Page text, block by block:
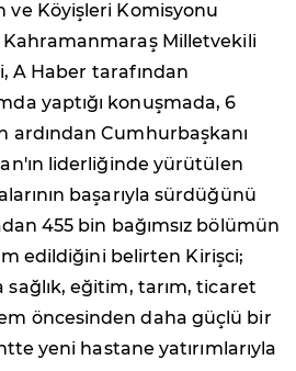
ve Köyişleri Komisyonu
Kahramanmaraş Milletvekili
A Haber tarafından
yaptığı konuşmada, 6
Cumhurbaşkanı
liderliğinde yürütülen
başarıyla sürdüğünü
455 bin bağımsız bölümün
edildiğini belirten Kirişci;
eğitim, tarım, ticaret
öncesinden daha güçlü bir
yeni hastane yatırımlarıyla